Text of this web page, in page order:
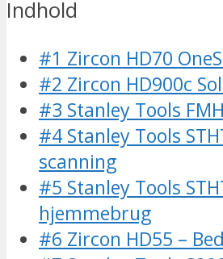
Indhold
#1 Zircon HD70
#2 Zircon HD900c
#3 Stanley Tools
#4 Stanley Tools
scanning
#5 Stanley Tools
hjemmebrug
#6 Zircon HD55 –